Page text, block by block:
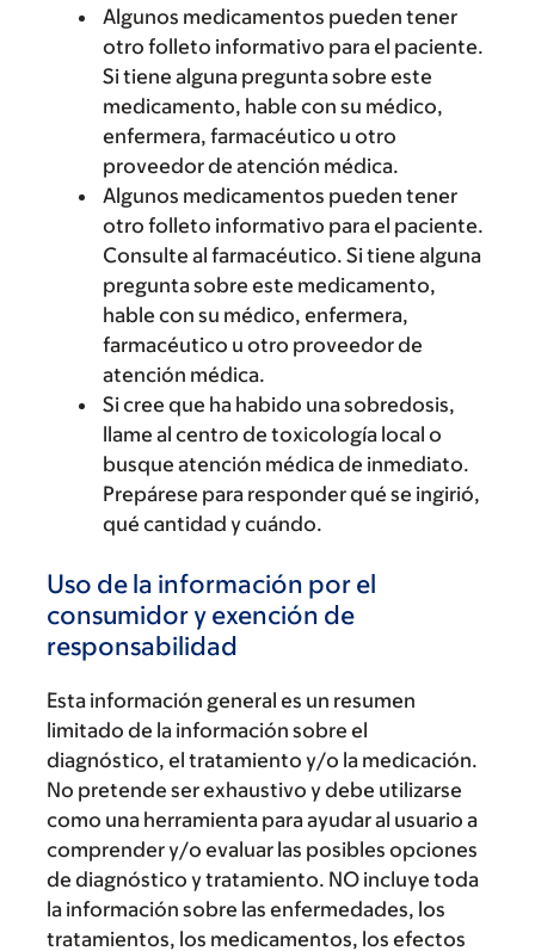
Algunos medicamentos pueden tener
otro folleto informativo para el paciente.
Si tiene alguna pregunta sobre este
medicamento, hable con su médico,
enfermera, farmacéutico u otro
proveedor de atención médica.
Algunos medicamentos pueden tener
otro folleto informativo para el paciente.
Consulte al farmacéutico. Si tiene alguna
pregunta sobre este medicamento,
hable con su médico, enfermera,
farmacéutico u otro proveedor de
atención médica.
Si cree que ha habido una sobredosis,
llame al centro de toxicología local o
busque atención médica de inmediato.
Prepárese para responder qué se ingirió,
qué cantidad y cuándo.
Uso de la información por el
consumidor y exención de
responsabilidad
Esta información general es un resumen
limitado de la información sobre el
diagnóstico, el tratamiento y/o la medicación.
No pretende ser exhaustivo y debe utilizarse
como una herramienta para ayudar al usuario a
comprender y/o evaluar las posibles opciones
de diagnóstico y tratamiento. NO incluye toda
la información sobre las enfermedades, los
tratamientos, los medicamentos, los efectos